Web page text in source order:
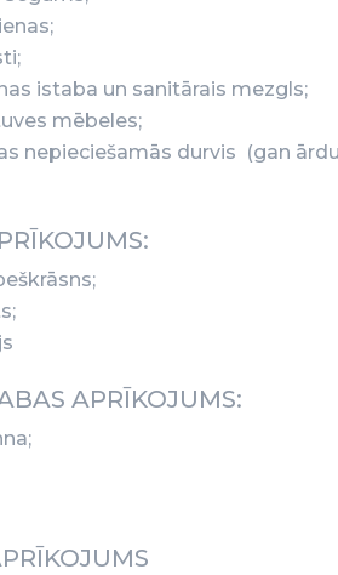
istaba un sanitārais mezgls;
mēbeles;
nepieciešamās durvis (gan
APRĪKOJUMS: